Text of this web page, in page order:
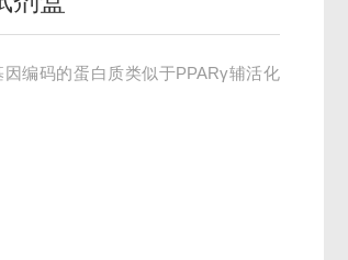
因编码的蛋白质类似于PPARγ辅活化